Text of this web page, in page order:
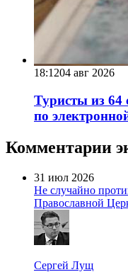
18:1204 авг 2026
Туристы из 64
по
Комментарии
31 июл 2026
Не случайно
Православной
Сергей Лущ